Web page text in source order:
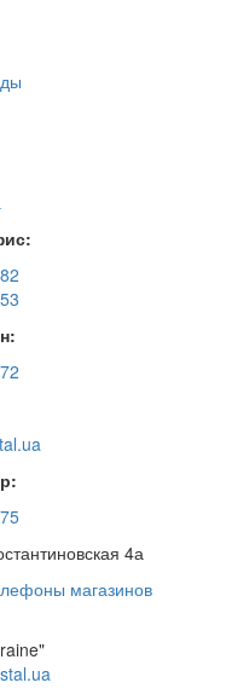
4а
магазинов